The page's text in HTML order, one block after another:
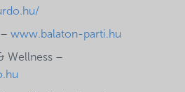
www.balaton-parti.hu
Wellness –